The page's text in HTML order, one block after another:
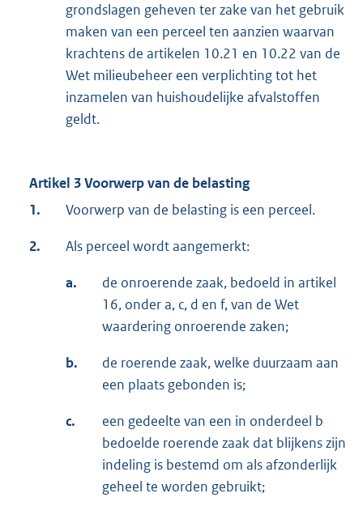
grondslagen geheven ter zake van het gebruik
maken van een perceel ten aanzien waarvan
krachtens de artikelen 10.21 en 10.22 van de
Wet milieubeheer een verplichting tot het
inzamelen van huishoudelijke afvalstoffen
geldt.
Artikel 3 Voorwerp van de belasting
1.
Voorwerp van de belasting is een perceel.
2. Als perceel wordt aangemerkt:
a.
de onroerende zaak, bedoeld in artikel
16, onder a, c, d en f, van de Wet
waardering onroerende zaken;
b.
de roerende zaak, welke duurzaam aan
een plaats gebonden is;
c.
een gedeelte van een in onderdeel b
bedoelde roerende zaak dat blijkens zijn
indeling is bestemd om als afzonderlijk
geheel te worden gebruikt;